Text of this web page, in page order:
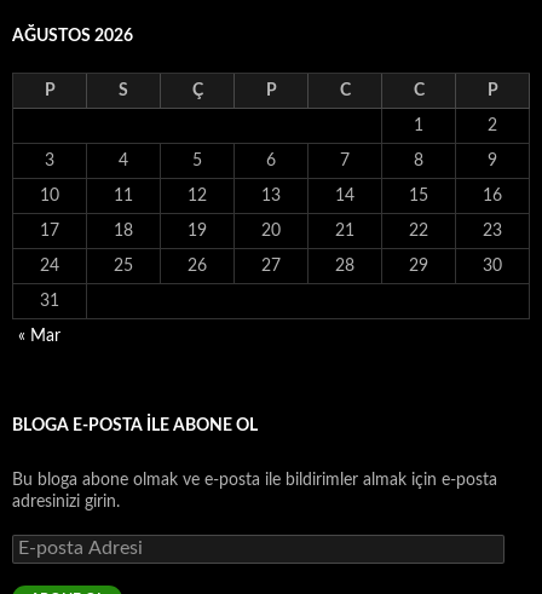
AĞUSTOS 2026
P S Ç P C C P
1 2
3 4 5 6 7 8 9
10 11 12 13 14 15 16
17 18 19 20 21 22 23
24 25 26 27 28 29 30
31
« Mar
BLOGA E-POSTA ILE ABONE OL
Bu bloga abone olmak ve e-posta ile bildirimler almak için e-posta
adresinizi girin.
E-
posta
Adresi